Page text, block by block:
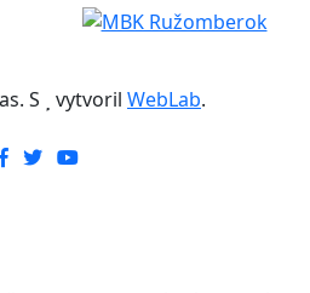
S vytvoril WebLab.